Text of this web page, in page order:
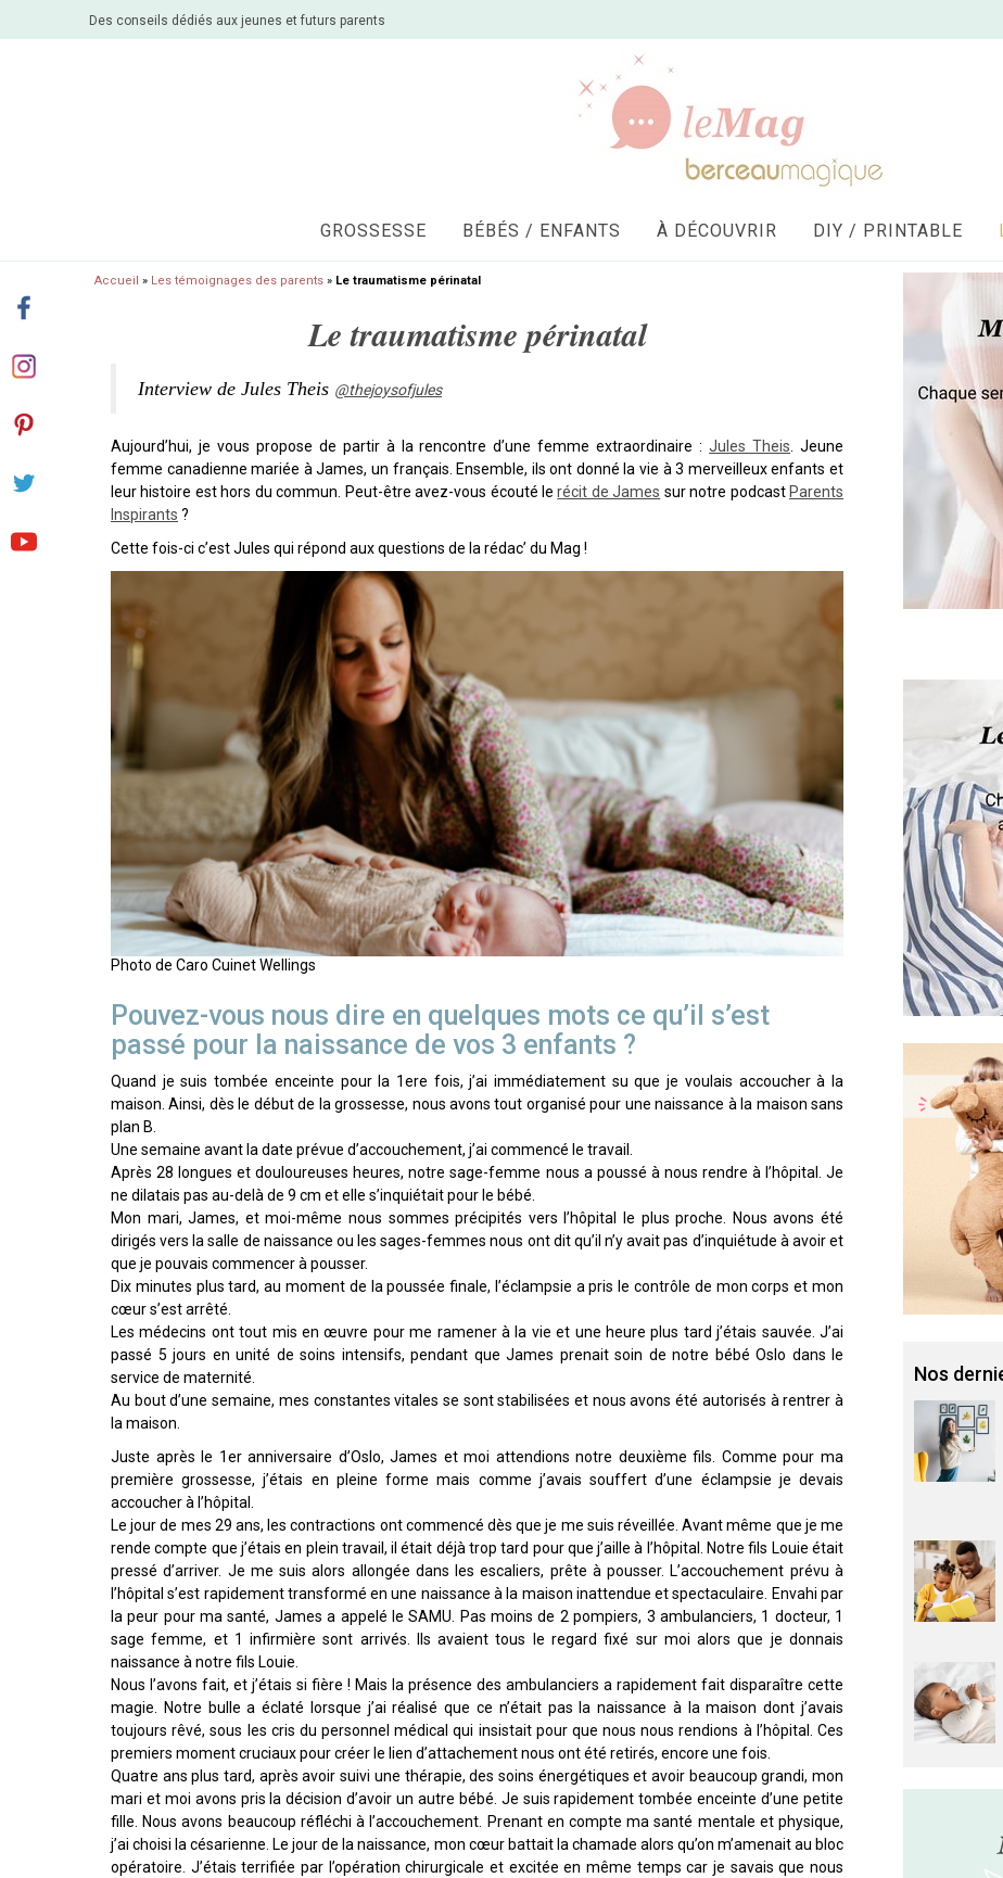
Des conseils dédiés aux jeunes et futurs parents
GROSSESSE BÉBÉS / ENFANTS À DÉCOUVRIR DIY / PRINTABLE
Accueil » Les témoignages des parents » Le traumatisme périnatal
Le traumatisme périnatal
Interview de Jules Theis @thejoysofjules
Aujourd’hui, je vous propose de partir à la rencontre d’une femme extraordinaire :Jules Theis . Jeune
femme canadienne mariée à James, un français. Ensemble, ils ont donné la vie à 3 merveilleux enfants et
leur histoire est hors du commun. Peut-être avez-vous écouté lerécit de James sur notre podcast Parents
Inspirants ?
Cette fois-ci c’est Jules qui répond aux questions de la rédac’ du Mag !
Photo de Caro Cuinet Wellings
Pouvez-vous nous dire en quelques mots ce qu’il s’est
passé pour la naissance de vos 3 enfants ?
Quand je suis tombée enceinte pour la 1ere fois, j’ai immédiatement su que je voulais accoucher à la
maison. Ainsi, dès le début de la grossesse, nous avons tout organisé pour une naissance à la maison sans
plan B.
Une semaine avant la date prévue d’accouchement, j’ai commencé le travail.
Après 28 longues et douloureuses heures, notre sage-femme nous a poussé à nous rendre à l’hôpital. Je
ne dilatais pas au-delà de 9 cm et elle s’inquiétait pour le bébé.
Mon mari, James, et moi-même nous sommes précipités vers l’hôpital le plus proche. Nous avons été
dirigés vers la salle de naissance ou les sages-femmes nous ont dit qu’il n’y avait pas d’inquiétude à avoir et
que je pouvais commencer à pousser.
Dix minutes plus tard, au moment de la poussée finale, l’éclampsie a pris le contrôle de mon corps et mon
cœur s’est arrêté.
Les médecins ont tout mis en œuvre pour me ramener à la vie et une heure plus tard j’étais sauvée. J’ai
passé 5 jours en unité de soins intensifs, pendant que James prenait soin de notre bébé Oslo dans le
service de maternité.
Au bout d’une semaine, mes constantes vitales se sont stabilisées et nous avons été autorisés à rentrer à
la maison.
Juste après le 1er anniversaire d’Oslo, James et moi attendions notre deuxième fils. Comme pour ma
première grossesse, j’étais en pleine forme mais comme j’avais souffert d’une éclampsie je devais
accoucher à l’hôpital.
Le jour de mes 29 ans, les contractions ont commencé dès que je me suis réveillée. Avant même que je me
rende compte que j’étais en plein travail, il était déjà trop tard pour que j’aille à l’hôpital. Notre fils Louie était
pressé d’arriver. Je me suis alors allongée dans les escaliers, prête à pousser. L’accouchement prévu à
l’hôpital s’est rapidement transformé en une naissance à la maison inattendue et spectaculaire. Envahi par
la peur pour ma santé, James a appelé le SAMU. Pas moins de 2 pompiers, 3 ambulanciers, 1 docteur, 1
sage femme, et 1 infirmière sont arrivés. Ils avaient tous le regard fixé sur moi alors que je donnais
naissance à notre fils Louie.
Nous l’avons fait, et j’étais si fière ! Mais la présence des ambulanciers a rapidement fait disparaître cette
magie. Notre bulle a éclaté lorsque j’ai réalisé que ce n’était pas la naissance à la maison dont j’avais
toujours rêvé, sous les cris du personnel médical qui insistait pour que nous nous rendions à l’hôpital. Ces
premiers moment cruciaux pour créer le lien d’attachement nous ont été retirés, encore une fois.
Quatre ans plus tard, après avoir suivi une thérapie, des soins énergétiques et avoir beaucoup grandi, mon
mari et moi avons pris la décision d’avoir un autre bébé. Je suis rapidement tombée enceinte d’une petite
fille. Nous avons beaucoup réfléchi à l’accouchement. Prenant en compte ma santé mentale et physique,
j’ai choisi la césarienne. Le jour de la naissance, mon cœur battait la chamade alors qu’on m’amenait au bloc
opératoire. J’étais terrifiée par l’opération chirurgicale et excitée en même temps car je savais que nous
Nos